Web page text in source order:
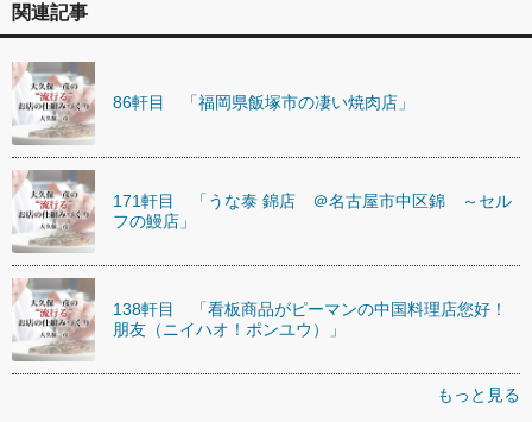
関連記事
86軒目 「福岡県飯塚市の凄い焼肉店」
171軒目 「うな泰 錦店 ＠名古屋市中区錦 ～セル
フの鰻店」
138軒目 「看板商品がピーマンの中国料理店您好！
朋友（ニイハオ！ポンユウ）」
もっと見る